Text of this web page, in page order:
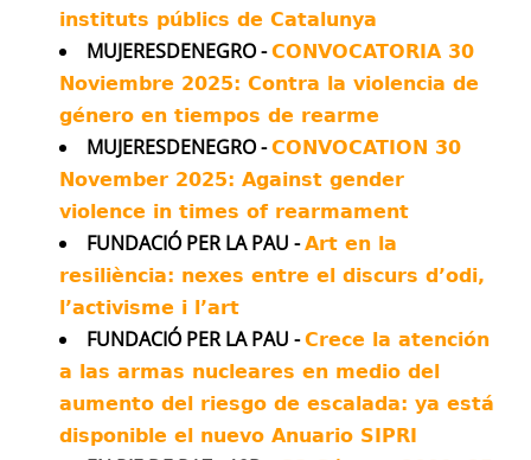
We've been investigating.
Experts told us all the evidence points to
US responsibility, and a Pentagon source
told us their investigation blames "human
error".
Our findings show the scale of the
intelligence failure.
1398 Twitter
instituts públics de Catalunya
MUJERESDENEGRO -CONVOCATORIA 30
Noviembre 2025: Contra la violencia de
género en tiempos de rearme
MUJERESDENEGRO -CONVOCATION 30
November 2025: Against gender
violence in times of rearmament
FUNDACIÓ PER LA PAU -Art en la
resiliència: nexes entre el discurs d’odi,
l’activisme i l’art
FUNDACIÓ PER LA PAU -Crece la atención
a las armas nucleares en medio del
aumento del riesgo de escalada: ya está
disponible el nuevo Anuario SIPRI